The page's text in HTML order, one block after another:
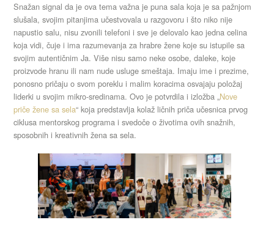
Snažan signal da je ova tema važna je puna sala koja je sa pažnjom
slušala, svojim pitanjima učestvovala u razgovoru i što niko nije
napustio salu, nisu zvonili telefoni i sve je delovalo kao jedna celina
koja vidi, čuje i ima razumevanja za hrabre žene koje su istupile sa
svojim autentičnim Ja. Više nisu samo neke osobe, daleke, koje
proizvode hranu ili nam nude usluge smeštaja. Imaju ime i prezime,
ponosno pričaju o svom poreklu i malim koracima osvajaju položaj
liderki u svojim mikro-sredinama. Ovo je potvrdila i izložba „Nove
priče žene sa sela“ koja predstavlja kolaž ličnih priča učesnica prvog
ciklusa mentorskog programa i svedoče o životima ovih snažnih,
sposobnih i kreativnih žena sa sela.